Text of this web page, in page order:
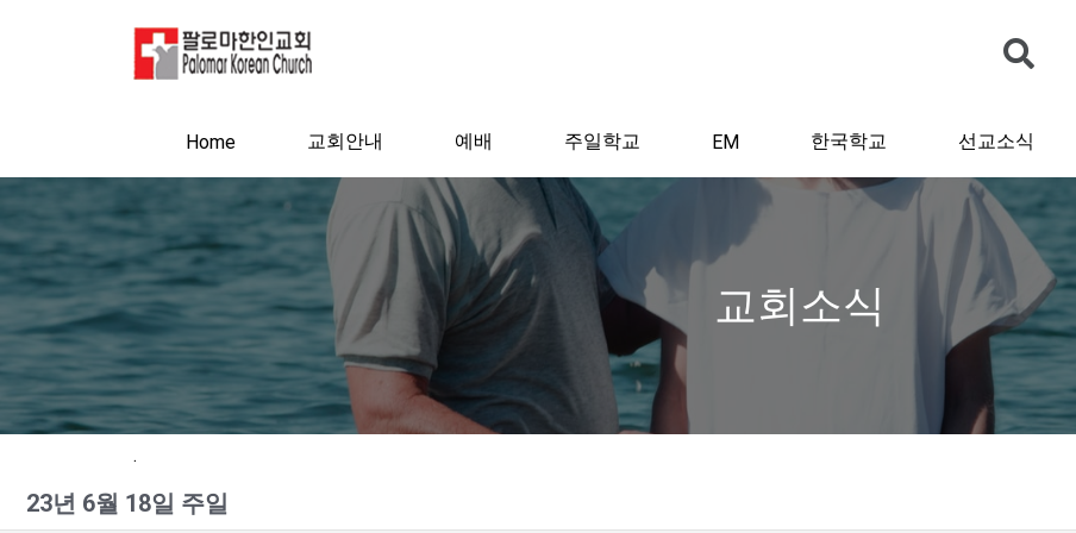
Home 교회안내 예배 주일학교 EM 한국학교 선교소식
교회소식
.
23년 6월 18일 주일